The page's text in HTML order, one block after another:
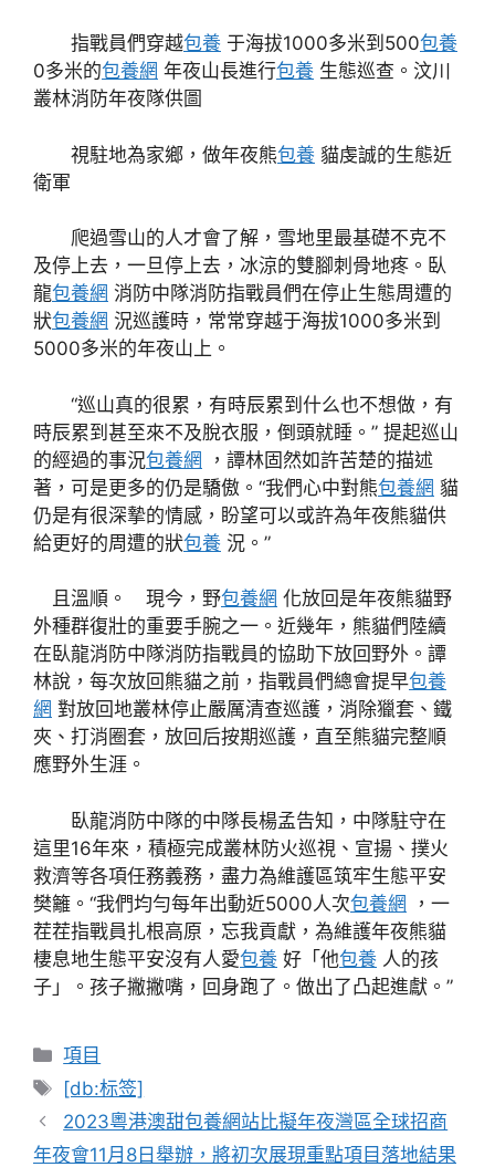
指戰員們穿越包養 于海拔1000多米到500包養
0多米的包養網 年夜山長進行包養 生態巡查。汶川
叢林消防年夜隊供圖
視駐地為家鄉，做年夜熊包養 貓虔誠的生態近
衛軍
爬過雪山的人才會了解，雪地里最基礎不克不
及停上去，一旦停上去，冰涼的雙腳刺骨地疼。臥
龍包養網 消防中隊消防指戰員們在停止生態周遭的
狀包養網 況巡護時，常常穿越于海拔1000多米到
5000多米的年夜山上。
“巡山真的很累，有時辰累到什么也不想做，有
時辰累到甚至來不及脫衣服，倒頭就睡。” 提起巡山
的經過的事況包養網 ，譚林固然如許苦楚的描述
著，可是更多的仍是驕傲。“我們心中對熊包養網 貓
仍是有很深摯的情感，盼望可以或許為年夜熊貓供
給更好的周遭的狀包養 況。”
且溫順。 現今，野包養網 化放回是年夜熊貓野
外種群復壯的重要手腕之一。近幾年，熊貓們陸續
在臥龍消防中隊消防指戰員的協助下放回野外。譚
林說，每次放回熊貓之前，指戰員們總會提早包養
網 對放回地叢林停止嚴厲清查巡護，消除獵套、鐵
夾、打消圈套，放回后按期巡護，直至熊貓完整順
應野外生涯。
臥龍消防中隊的中隊長楊孟告知，中隊駐守在
這里16年來，積極完成叢林防火巡視、宣揚、撲火
救濟等各項任務義務，盡力為維護區筑牢生態平安
樊籬。“我們均勻每年出動近5000人次包養網 ，一
茬茬指戰員扎根高原，忘我貢獻，為維護年夜熊貓
棲息地生態平安沒有人愛包養 好「他包養 人的孩
子」。孩子撇撇嘴，回身跑了。做出了凸起進獻。”
分
類
項目
標
籤
[db:标签]
2023粵港澳甜包養網站比擬年夜灣區全球招商
年夜會11月8日舉辦，將初次展現重點項目落地結果